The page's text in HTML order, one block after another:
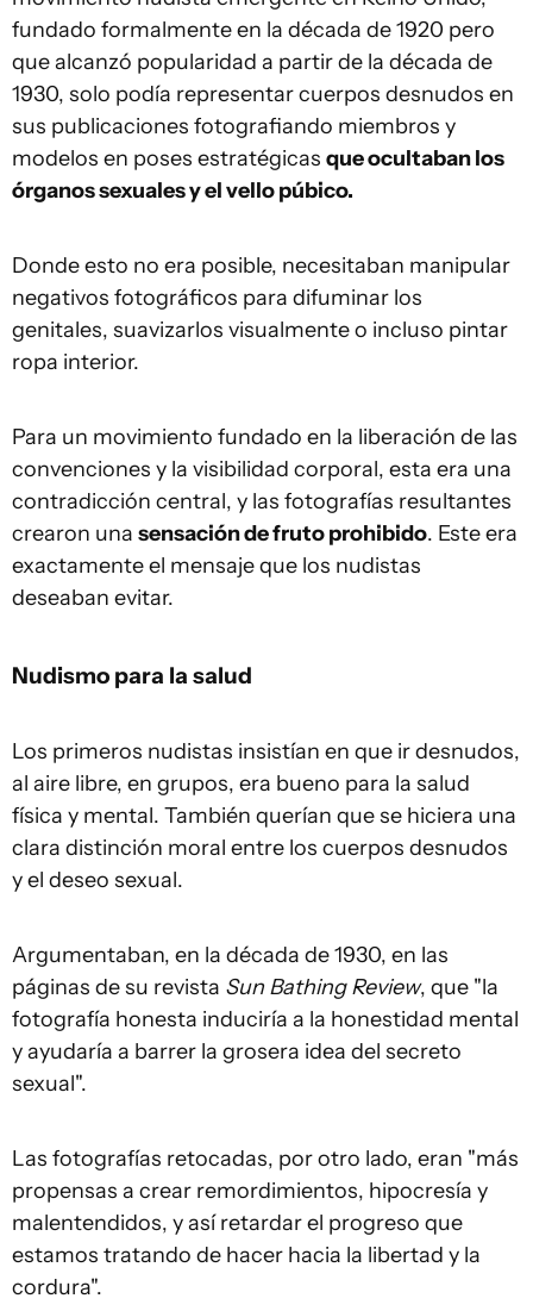
fundado formalmente en la década de 1920 pero
que alcanzó popularidad a partir de la década de
1930, solo podía representar cuerpos desnudos en
sus publicaciones fotografiando miembros y
modelos en poses estratégicas que ocultaban los
órganos sexuales y el vello púbico.
Donde esto no era posible, necesitaban manipular
negativos fotográficos para difuminar los
genitales, suavizarlos visualmente o incluso pintar
ropa interior.
Para un movimiento fundado en la liberación de las
convenciones y la visibilidad corporal, esta era una
contradicción central, y las fotografías resultantes
crearon una sensación de fruto prohibido. Este era
exactamente el mensaje que los nudistas
deseaban evitar.
Nudismo para la salud
Los primeros nudistas insistían en que ir desnudos,
al aire libre, en grupos, era bueno para la salud
física y mental. También querían que se hiciera una
clara distinción moral entre los cuerpos desnudos
y el deseo sexual.
Argumentaban, en la década de 1930, en las
páginas de su revista Sun Bathing Review, que "la
fotografía honesta induciría a la honestidad mental
y ayudaría a barrer la grosera idea del secreto
sexual".
Las fotografías retocadas, por otro lado, eran "más
propensas a crear remordimientos, hipocresía y
malentendidos, y así retardar el progreso que
estamos tratando de hacer hacia la libertad y la
cordura".